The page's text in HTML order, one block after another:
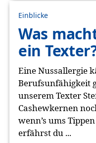
Einblicke
Was
ein
Eine Nussallergie
Berufsunfähigkeit
unserem Texter
Cashewkernen
wenn’s ums
erfährst du ...